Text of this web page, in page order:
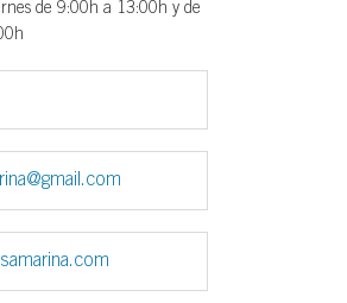
de 9:00h a 13:00h y de